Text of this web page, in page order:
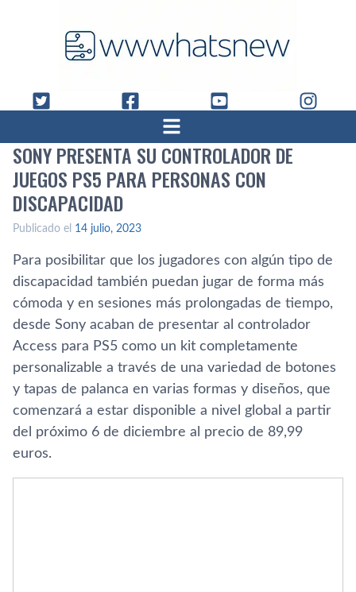
SONY PRESENTA SU CONTROLADOR DE
JUEGOS PS5 PARA PERSONAS CON
DISCAPACIDAD
Publicado el 14 julio, 2023
Para posibilitar que los jugadores con algún tipo de
discapacidad también puedan jugar de forma más
cómoda y en sesiones más prolongadas de tiempo,
desde Sony acaban de presentar al controlador
Access para PS5 como un kit completamente
personalizable a través de una variedad de botones
y tapas de palanca en varias formas y diseños, que
comenzará a estar disponible a nivel global a partir
del próximo 6 de diciembre al precio de 89,99
euros.